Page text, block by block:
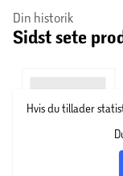
Din historik
Sidst sete
Hvis du tillader